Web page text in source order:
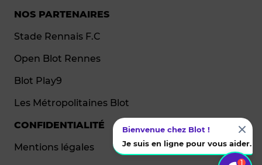
NOS PARTENAIRES
Stade Rennais F.C
Open Blot Rennes
Blot Play9
Les Métropolitaines Blot
CONFIDENTIALITÉ
Mentions légales
1
Bienvenue chez Blot !
Je suis en ligne pour vous aider.